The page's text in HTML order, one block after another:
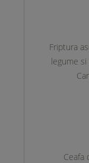
Friptura
legume
Ceafa